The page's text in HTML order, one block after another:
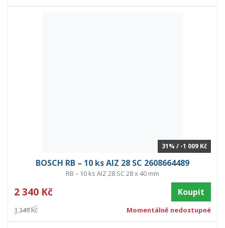
31% / -1 009 Kč
BOSCH RB – 10 ks AIZ 28 SC 2608664489
RB – 10 ks AIZ 28 SC 28 x 40 mm
2 340 Kč Koupit
3 349 Kč Momentálně nedostupné